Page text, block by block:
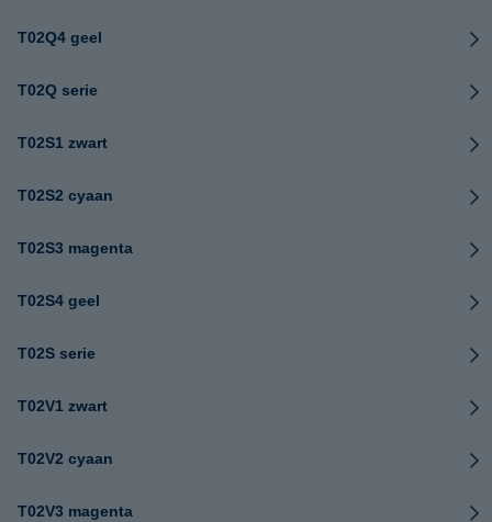
T02Q4 geel
T02Q serie
T02S1 zwart
T02S2 cyaan
T02S3 magenta
T02S4 geel
T02S serie
T02V1 zwart
T02V2 cyaan
T02V3 magenta